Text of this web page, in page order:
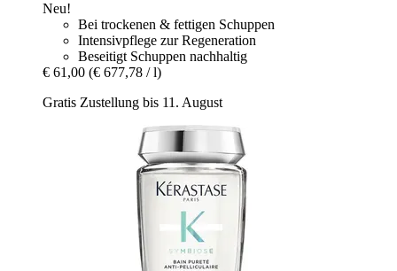
Neu!
Bei trockenen & fettigen Schuppen
Intensivpflege zur Regeneration
Beseitigt Schuppen nachhaltig
€ 61,00 (€ 677,78 / l)
Gratis Zustellung bis 11. August